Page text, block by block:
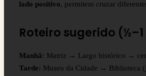
lado positivo, permitem cruzar
Roteiro sugerido
Manhã: Matriz → Largo histórico →
Tarde: Museu da Cidade → Biblioteca